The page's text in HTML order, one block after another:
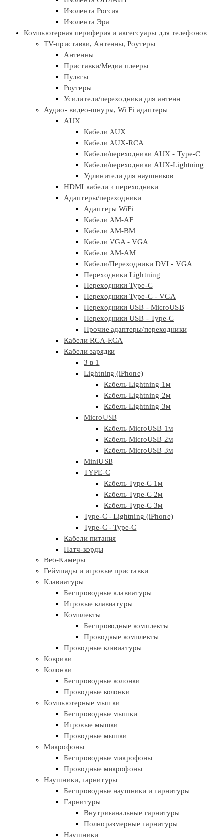
Изолента Россия
Изолента Эра
Компьютерная периферия и аксессуары для телефонов
TV-приставки, Антенны, Роутеры
Антенны
Приставки/Медиа плееры
Пульты
Роутеры
Усилители/переходники для антенн
Аудио- видео-шнуры, Wi Fi адаптеры
AUX
Кабели AUX
Кабели AUX-RCA
Кабели/переходники AUX - Type-C
Кабели/переходники AUX-Lightning
Удлинители для наушников
HDMI кабели и переходники
Адаптеры/переходники
Адаптеры WiFi
Кабели AM-AF
Кабели AM-BM
Кабели VGA - VGA
Кабели АМ-АМ
Кабели/Переходники DVI - VGA
Переходники Lightning
Переходники Type-C
Переходники Type-C - VGA
Переходники USB - MicroUSB
Переходники USB - Type-C
Прочие адаптеры/переходники
Кабели RCA-RCA
Кабели зарядки
3 в 1
Lightning (iPhone)
Кабель Lightning 1м
Кабель Lightning 2м
Кабель Lightning 3м
MicroUSB
Кабель MicroUSB 1м
Кабель MicroUSB 2м
Кабель MicroUSB 3м
MiniUSB
TYPE-C
Кабель Type-C 1м
Кабель Type-C 2м
Кабель Type-C 3м
Type-C - Lightning (iPhone)
Type-C - Type-C
Кабели питания
Патч-корды
Веб-Камеры
Геймпады и игровые приставки
Клавиатуры
Беспроводные клавиатуры
Игровые клавиатуры
Комплекты
Беспроводные комплекты
Проводные комплекты
Проводные клавиатуры
Коврики
Колонки
Беспроводные колонки
Проводные колонки
Компьютерные мышки
Беспроводные мышки
Игровые мышки
Проводные мышки
Микрофоны
Беспроводные микрофоны
Проводные микрофоны
Наушники, гарнитуры
Беспроводные наушники и гарнитуры
Гарнитуры
Внутриканальные гарнитуры
Полноразмерные гарнитуры
Наушники